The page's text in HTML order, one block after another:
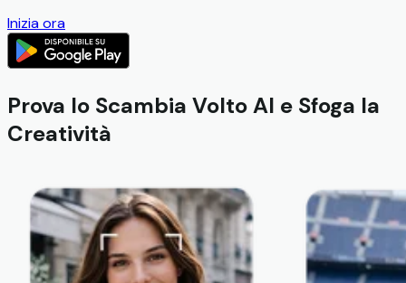
Inizia ora
Prova lo Scambia Volto AI e Sfoga la
Creatività